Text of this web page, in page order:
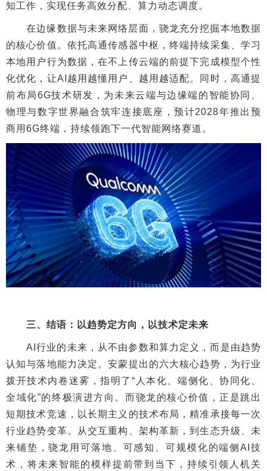
知工作，实现任务高效分配、算力动态调度。
在边缘数据与未来网络层面，骁龙充分挖掘本地数据
的核心价值。依托高通传感器中枢，终端持续采集、学习
本地用户行为数据，在不上传云端的前提下完成模型个性
化优化，让AI越用越懂用户、越用越适配。同时，高通提
前布局6G技术研发，为未来云端与边缘端的智能协同、
物理与数字世界融合筑牢连接底座，预计2028年推出预
商用6G终端，持续领跑下一代智能网络赛道。
三、结语：以趋势定方向，以技术定未来
AI行业的未来，从不由参数和算力定义，而是由趋势
认知与落地能力决定。安蒙提出的六大核心趋势，为行业
拨开技术内卷迷雾，指明了“人本化、端侧化、协同化、
全域化”的终极演进方向。而骁龙的核心价值，正是跳出
短期技术竞速，以长期主义的技术布局，精准承接每一次
行业趋势变革。从交互重构、架构革新，到生态升级、未
来铺垫，骁龙用可落地、可感知、可规模化的端侧AI技
术，将未来智能的模样提前带到当下，持续引领人机关